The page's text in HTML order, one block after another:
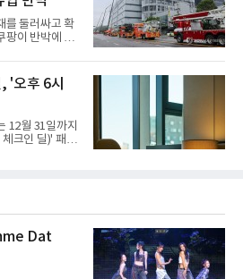
소 접수, 첫날
초등학교, 신
등 인천 서해구
온 화재 피해
에 나섰다. 지
를 둘러싸고 확
팡이 반박에 나
이라고 설명했
생한 화재에
에서 벌어진 일
인천 물류센터
는 의혹과 관련
다.회사 측은
서 발생한 대
어 “정확한 화
'오후 6시
12월 31일까지
크인 딜)' 패키
속에서 짧지만
특별한 경험
다. 디럭스 패
플한 호캉스를
키지는 객실 1
Dat